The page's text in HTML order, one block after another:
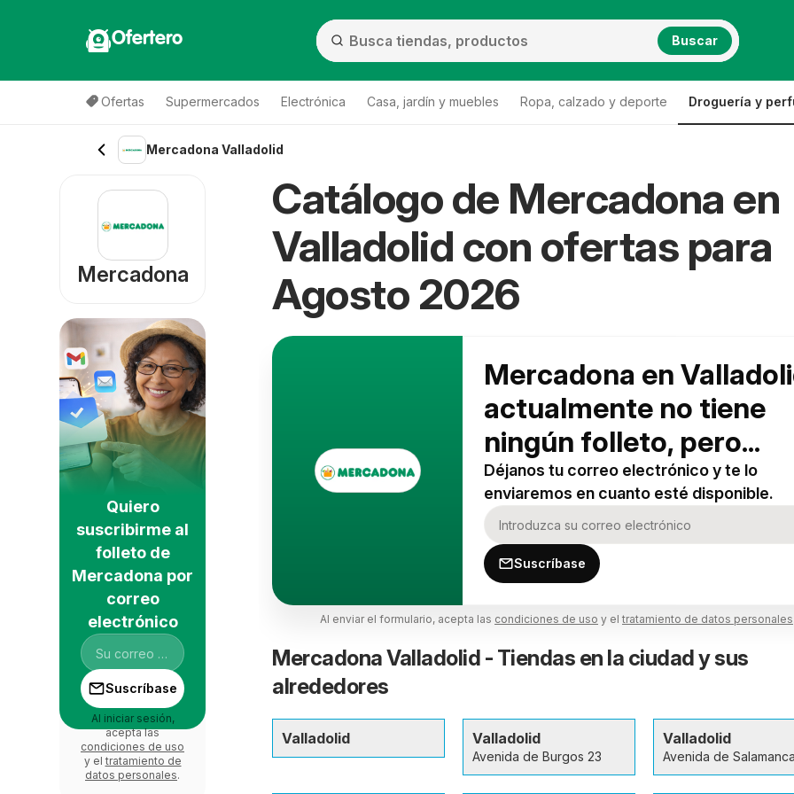
Ofertero Buscar
Ofertas Supermercados Electrónica Casa, jardín y muebles Ropa, calzado y deporte Droguería y
Mercadona Valladolid
Catálogo de Mercadona en
Valladolid con ofertas para
Agosto 2026
Mercadona en
actualmente no tiene
ningún folleto, pero...
Déjanos tu correo electrónico y te lo
enviaremos en cuanto esté disponible.
Suscríbase
Al enviar el formulario, acepta las condiciones de uso y el tratamiento de datos personales
Mercadona Valladolid - Tiendas en la ciudad y sus
alrededores
Valladolid Valladolid
Avenida de Burgos 23
Valladolid
Avenida de
Mercadona
Quiero
suscribirme al
folleto de
Mercadona por
correo
electrónico
Suscríbase
Al iniciar sesión,
acepta las
condiciones de uso
y el tratamiento de
datos personales.